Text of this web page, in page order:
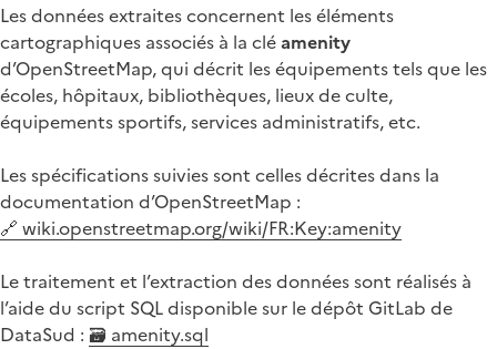
Les données extraites concernent les éléments
cartographiques associés à la cléamenity
d’OpenStreetMap, qui décrit les équipements tels que les
écoles, hôpitaux, bibliothèques, lieux de culte,
équipements sportifs, services administratifs, etc.
Les spécifications suivies sont celles décrites dans la
documentation d’OpenStreetMap :
🔗 wiki.openstreetmap.org/wiki/FR:Key:amenity
Le traitement et l’extraction des données sont réalisés à
l’aide du script SQL disponible sur le dépôt GitLab de
DataSud : 🗃️ amenity.sql